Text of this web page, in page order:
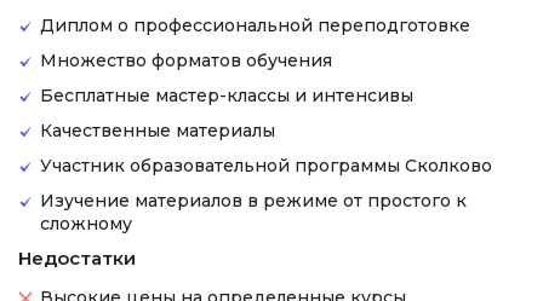
Диплом о профессиональной переподготовке
Множество форматов обучения
Бесплатные мастер-классы и интенсивы
Качественные материалы
Участник образовательной программы Сколково
Изучение материалов в режиме от простого к
сложному
Недостатки